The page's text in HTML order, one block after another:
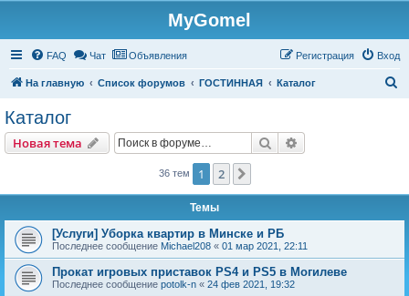
MyGomel
FAQ Чат Объявления Вход
Регистрация
На главную Список форумов ГОСТИННАЯ Каталог
Каталог
Новая тема
Новаятема Поиск
36 тем 1 2
Темы
[Услуги] Уборка квартир в Минске и РБ
Последнее сообщение Michael208 « 01 мар 2021, 22:11
Прокат игровых приставок PS4 и PS5 в Могилеве
Последнее сообщение potolk-n « 24 фев 2021, 19:32